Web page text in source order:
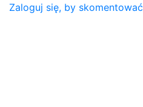
Zaloguj się, by skomentować